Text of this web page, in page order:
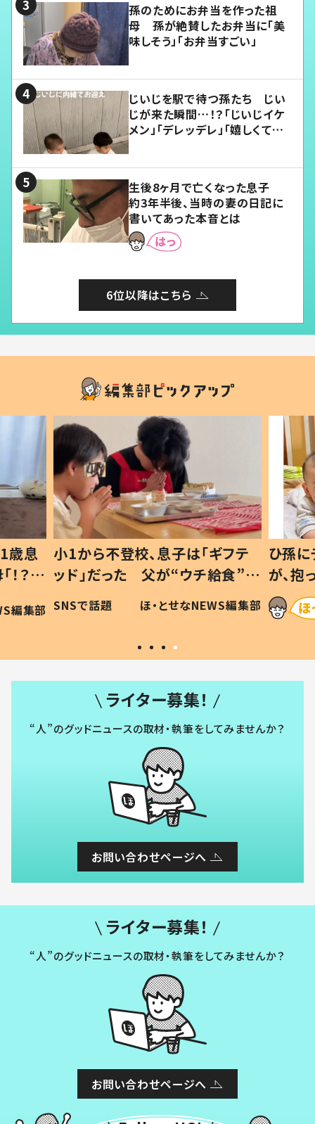
孫のためにお弁当を作った祖
母 孫が絶賛したお弁当に「美
味しそう」「お弁当すごい」
じいじを駅で待つ孫たち じい
じが来た瞬間…！？「じいじイケ
メン」「デレッデレ」「嬉しくて可
生後8ヶ月で亡くなった息子
約3年半後、当時の妻の日記に
書いてあった本音とは
6位以降はこちら
歳息
？」
編集部
小1から不登校、息子は「ギフテ
ッド」だった 父が“ウチ給食”を
作り続ける理由とは #令和の親
#令和の子
SNSで話題 ほ・とせなNEWS編集部
ひ孫
が、
「涙が
い」
ライター募集！
“人”のグッドニュースの取材・執筆をしてみませんか？
お問い合わせページへ
ライター募集！
“人”のグッドニュースの取材・執筆をしてみませんか？
お問い合わせページへ